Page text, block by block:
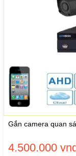
Gắn camera quan
4.500.000